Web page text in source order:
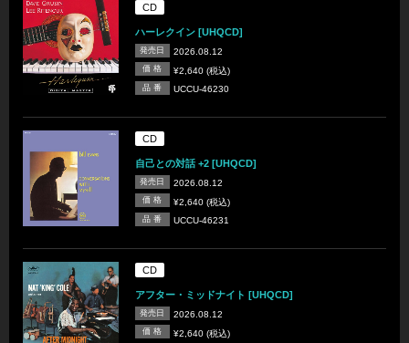
CD
ハーレクイン [UHQCD]
発売日 2026.08.12
価 格 ¥2,640 (税込)
品 番 UCCU-46230
CD
自己との対話 +2 [UHQCD]
発売日 2026.08.12
価 格 ¥2,640 (税込)
品 番 UCCU-46231
CD
アフター・ミッドナイト [UHQCD]
発売日 2026.08.12
価 格 ¥2,640 (税込)